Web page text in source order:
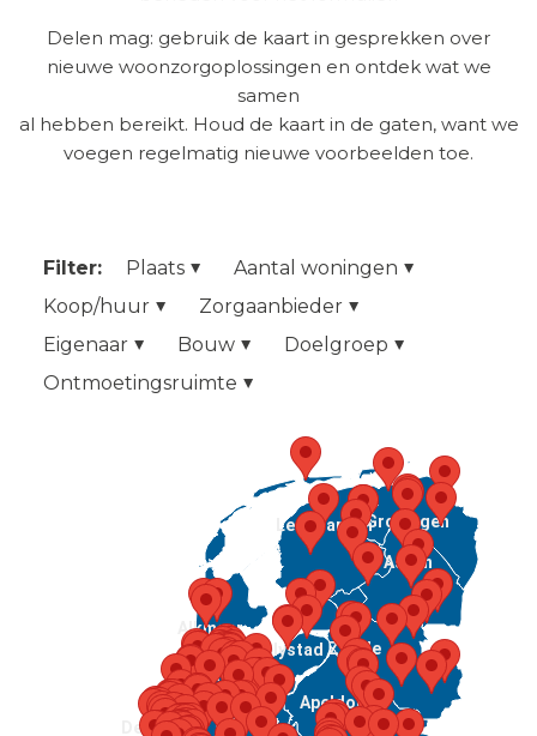
Delen mag: gebruik de kaart in gesprekken over
nieuwe woonzorgoplossingen en ontdek wat we
samen
al hebben bereikt. Houd de kaart in de gaten, want we
voegen regelmatig nieuwe voorbeelden toe.